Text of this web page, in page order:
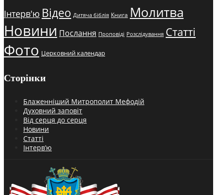
Інтерв'ю Відео Дитяча біблія Книга Молитва
Новини Послання Проповіді Розслідування Статті
Фото Церковний календар
Сторінки
Блаженніший Митрополит Мефодій
Духовний заповіт
Від серця до серця
Новини
Статті
Інтерв’ю